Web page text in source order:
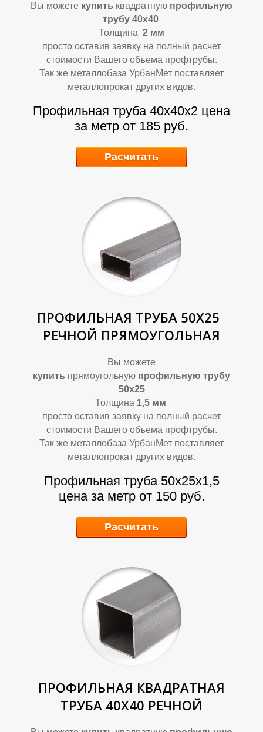
Р
А
Вы можете купить квадратную профильную
трубу 40х40
Толщина 2 мм
просто оставив заявку на полный расчет
стоимости Вашего объема профтрубы.
Так же металлобаза УрбанМет поставляет
металлопрокат других видов.
Профильная труба 40х40х2 цена
за метр от 185 руб.
Расчитать
ПРОФИЛЬНАЯ ТРУБА 50Х25
РЕЧНОЙ ПРЯМОУГОЛЬНАЯ
Вы можете
купить прямоугольную профильную трубу
50х25
Толщина 1,5мм
просто оставив заявку на полный расчет
стоимости Вашего объема профтрубы.
Так же металлобаза УрбанМет поставляет
металлопрокат других видов.
Профильная труба 50х25х1,5
цена за метр от 150 руб.
Расчитать
ПРОФИЛЬНАЯ КВАДРАТНАЯ
ТРУБА 40Х40 РЕЧНОЙ
Р
А